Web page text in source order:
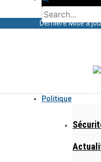
Dernière Mise à
Politique